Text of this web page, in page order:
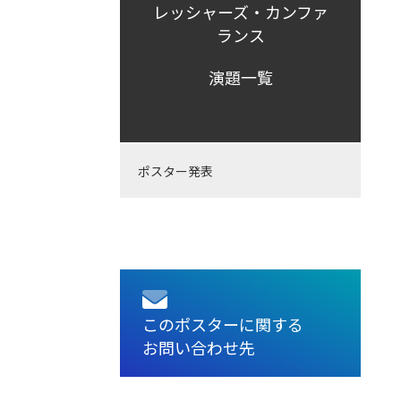
レッシャーズ・カンファ
ランス
演題一覧
ポスター発表
このポスターに関する
お問い合わせ先